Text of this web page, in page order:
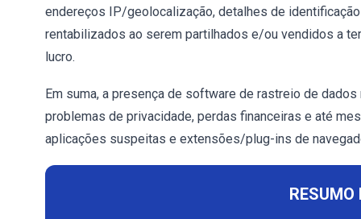
endereços IP/geolocalização, detalhes de
rentabilizados ao serem partilhados e/ou vendidos a
lucro.
Em suma, a presença de software de rastreio de
problemas de privacidade, perdas financeiras e até
aplicações suspeitas e extensões/plug-ins de